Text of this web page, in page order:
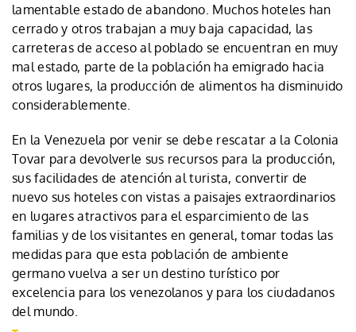
lamentable estado de abandono. Muchos hoteles han
cerrado y otros trabajan a muy baja capacidad, las
carreteras de acceso al poblado se encuentran en muy
mal estado, parte de la población ha emigrado hacia
otros lugares, la producción de alimentos ha disminuido
considerablemente.
En la Venezuela por venir se debe rescatar a la Colonia
Tovar para devolverle sus recursos para la producción,
sus facilidades de atención al turista, convertir de
nuevo sus hoteles con vistas a paisajes extraordinarios
en lugares atractivos para el esparcimiento de las
familias y de los visitantes en general, tomar todas las
medidas para que esta población de ambiente
germano vuelva a ser un destino turístico por
excelencia para los venezolanos y para los ciudadanos
del mundo.